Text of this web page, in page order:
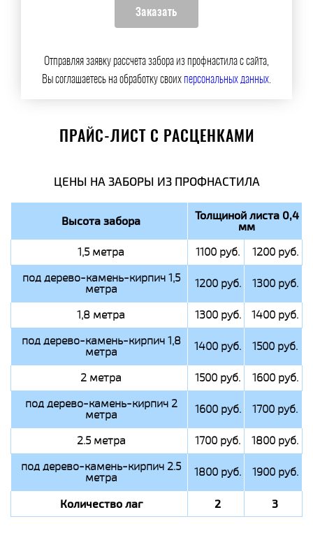
Отправляя заявку рассчета забора из профнастила с сайта,
Вы соглашаетесь на обработку своихперсональных данных.
ПРАЙС-ЛИСТ С РАСЦЕНКАМИ
ЦЕНЫ НА ЗАБОРЫ ИЗ ПРОФНАСТИЛА
Высота забора Толщиной листа 0,4
мм
1,5 метра 1100 руб.
1200 руб.
под дерево-камень-кирпич 1,5
метра 1200 руб. 1300 руб.
1,8 метра 1300 руб.
1400 руб.
под дерево-камень-кирпич 1,8
метра 1400 руб. 1500 руб.
2 метра 1500 руб.
1600 руб.
под дерево-камень-кирпич 2
метра 1600 руб. 1700 руб.
2.5 метра 1700 руб.
1800 руб.
под дерево-камень-кирпич 2.5
метра 1800 руб. 1900 руб.
Количество лаг 2 3